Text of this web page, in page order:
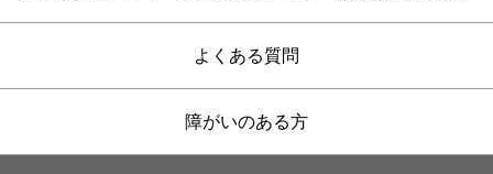
よくある質問
障がいのある方